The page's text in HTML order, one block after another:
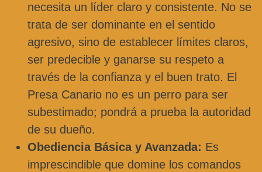
necesita un líder claro y consistente. No se
trata de ser dominante en el sentido
agresivo, sino de establecer límites claros,
ser predecible y ganarse su respeto a
través de la confianza y el buen trato. El
Presa Canario no es un perro para ser
subestimado; pondrá a prueba la autoridad
de su dueño.
Obediencia Básica y Avanzada: Es
imprescindible que domine los comandos